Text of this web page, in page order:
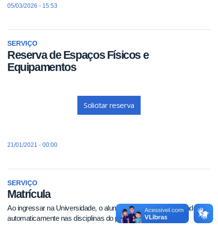
05/03/2026 - 15:53
SERVIÇO
Reserva de Espaços Físicos e
Equipamentos
Solicitar reserva
21/01/2021 - 00:00
SERVIÇO
Matrícula
Ao ingressar na Universidade, o aluno inicia o curso matriculado
automaticamente nas disciplinas do primeiro período.